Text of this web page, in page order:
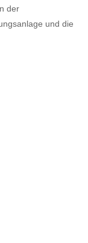
der
und die